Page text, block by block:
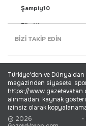
Şampiy10
Fikstür
Puan Durumu
Yaşam Haberleri
Ekonomi Haberleri
Dünya Haberleri
BİZİ TAKİP EDİN
Türkiye'den ve Dünya’dan
magazinden siyasete,
https://
alınmadan, kaynak
izinsiz olarak
© 2026